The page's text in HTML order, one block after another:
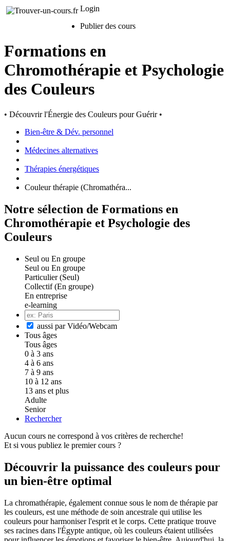
Login
Publier des cours
Formations en
Chromothérapie et Psychologie
des Couleurs
• Découvrir l'Énergie des Couleurs pour Guérir •
Bien-être & Dév. personnel
Médecines alternatives
Thérapies énergétiques
Couleur thérapie (Chromathéra...
Notre sélection de Formations en
Chromothérapie et Psychologie des
Couleurs
Seul ou En groupe
Seul ou En groupe
Particulier (Seul)
Collectif (En groupe)
En entreprise
e-learning
aussi par Vidéo/Webcam
Tous âges
Tous âges
0 à 3 ans
4 à 6 ans
7 à 9 ans
10 à 12 ans
13 ans et plus
Adulte
Senior
Rechercher
Aucun cours ne correspond à vos critères de recherche!
Et si vous publiez le premier cours ?
Découvrir la puissance des couleurs pour
un bien-être optimal
La chromathérapie, également connue sous le nom de thérapie par
les couleurs, est une méthode de soin ancestrale qui utilise les
couleurs pour harmoniser l'esprit et le corps. Cette pratique trouve
ses racines dans l'Égypte antique, où les couleurs étaient utilisées